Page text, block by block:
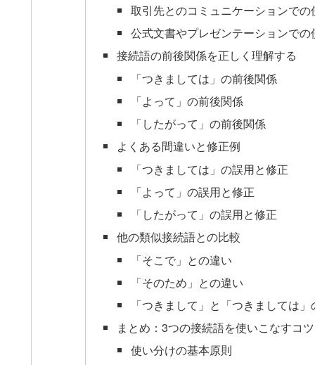
取引先とのコミュニケーションでの
公式文書やプレゼンテーションでの
接続語の前後関係を正しく理解する
「つきましては」の前後関係
「よって」の前後関係
「したがって」の前後関係
よくある間違いと修正例
「つきましては」の誤用と修正
「よって」の誤用と修正
「したがって」の誤用と修正
他の類似接続語との比較
「そこで」との違い
「そのため」との違い
「つきまして」と「つきましては
まとめ：3つの接続語を使いこなすコツ
使い分けの基本原則